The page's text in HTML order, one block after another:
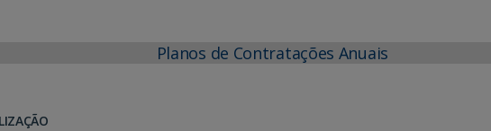
Planos de Contratações Anuais